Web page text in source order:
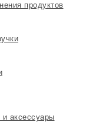
продуктов
аксессуары